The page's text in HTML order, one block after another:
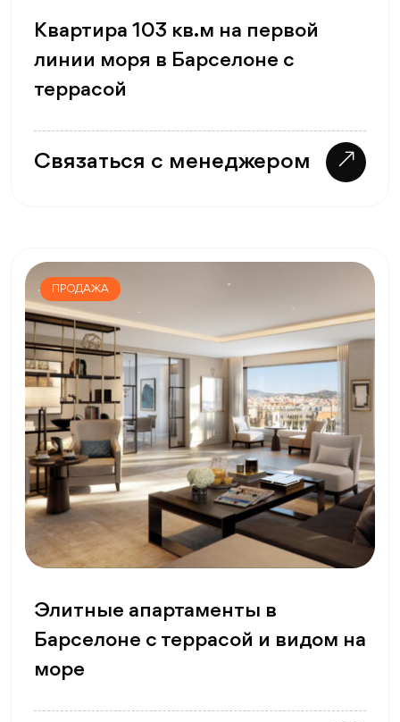
Квартира 103 кв.м на первой
линии моря в Барселоне с
террасой
Связаться с менеджером
ПРОДАЖА
Элитные апартаменты в
Барселоне с террасой и видом на
море